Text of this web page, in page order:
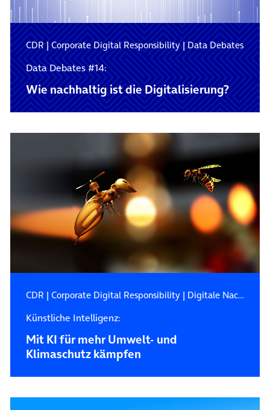
CDR|Corporate Digital Responsibility|Data Debates
Data Debates #14:
Wie nachhaltig ist die Digitalisierung?
CDR | Corporate Digital Responsibility| Digitale Nachhaltigkeit
Künstliche Intelligenz:
Mit KI für mehr Umwelt- und
Klimaschutz kämpfen